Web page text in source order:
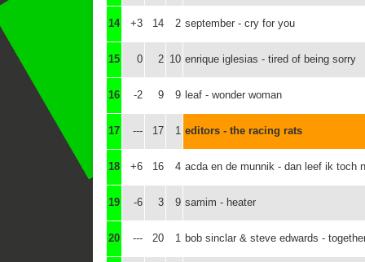
14 +3 14 2 september - cry for you
15 0 2 10 enrique iglesias - tired of being sorry
16 -2 9 9 leaf - wonder woman
17 --- 17 1 editors - the racing rats
18 +6 16 4 acda en de munnik - dan leef ik toch
19 -6 3 9 samim - heater
20 --- 20 1 bob sinclar & steve edwards -